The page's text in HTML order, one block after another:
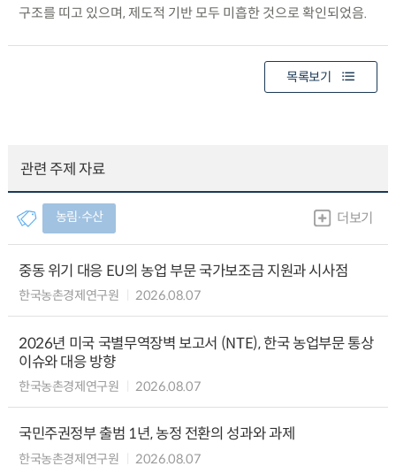
구조를 띠고 있으며, 제도적 기반 모두 미흡한 것으로 확인되었음.
목록보기
관련 주제 자료
농림∙수산 더보기
중동 위기 대응 EU의 농업 부문 국가보조금 지원과 시사점
한국농촌경제연구원 2026.08.07
2026년 미국 국별무역장벽 보고서 (NTE), 한국 농업부문 통상
이슈와 대응 방향
한국농촌경제연구원 2026.08.07
국민주권정부 출범 1년, 농정 전환의 성과와 과제
한국농촌경제연구원 2026.08.07